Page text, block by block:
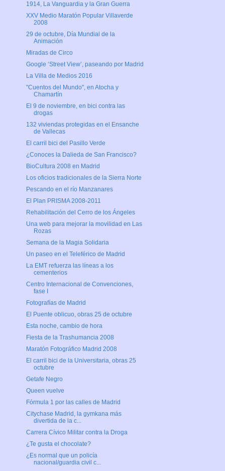
1914, La Vanguardia y la Gran Guerra
XXV Medio Maratón Popular Villaverde
2008
29 de octubre, Día Mundial de la
Animación
Miradas de Circo
Google ‘Street View’, paseando por Madrid
La Villa de Medios 2016
"Cuentos del Mundo", en Atocha y
Chamartín
El 9 de noviembre, en bici contra las
drogas
132 viviendas protegidas en el Ensanche
de Vallecas
El carril bici del Pasillo Verde
¿Conoces la Dalieda de San Francisco?
BioCultura 2008 en Madrid
Los oficios tradicionales de la Sierra Norte
Pescando en el río Manzanares
El Plan PRISMA 2008-2011
Rehabilitación del Cerro de los Ángeles
Una web para mejorar la movilidad en Las
Rozas
Semana de la Magia Solidaria
Un paseo en el Teleférico de Madrid
La EMT refuerza las líneas a los
cementerios
Centro Internacional de Convenciones,
fase I
Fotografías de Madrid
El Puente oblicuo, obras 25 de octubre
Esta noche, cambio de hora
Fiesta de la Trashumancia 2008
Maratón Fotográfico Madrid 2008
El carril bici de la Universitaria, obras 25
octubre
Getafe Negro
Queen vuelve
Fórmula 1 por las calles de Madrid
Citychase Madrid, la gymkana más
divertida de la c...
Carrera Cívico Militar contra la Droga
¿Te gusta el chocolate?
¿Es normal que un policía
nacional/guardia civil c...